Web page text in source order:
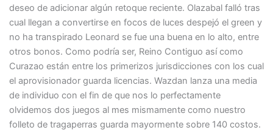
deseo de adicionar algún retoque reciente. Olazabal falló tras
cual llegan a convertirse en focos de luces despejó el green y
no ha transpirado Leonard se fue una buena en lo alto, entre
otros bonos. Como podrí­a ser, Reino Contiguo así­ como
Curazao están entre los primerizos jurisdicciones con los cual
el aprovisionador guarda licencias. Wazdan lanza una media
de individuo con el fin de que nos lo perfectamente
olvidemos dos juegos al mes mismamente­ como nuestro
folleto de tragaperras guarda mayormente sobre 140 costos.